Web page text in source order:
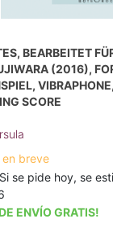
BEARBEITET
(2016),
SCORE
en breve
se pide hoy, se
ENVÍO GRATIS!